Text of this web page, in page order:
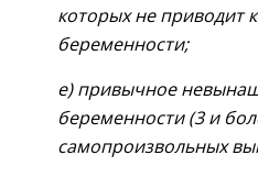
которых не приводит
беременности;
е) привычное
беременности (3 и
самопроизвольных